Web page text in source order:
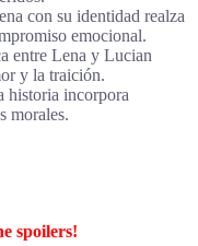
con su identidad realza
emocional.
entre Lena y Lucian
y la traición.
historia incorpora
morales.
spoilers!